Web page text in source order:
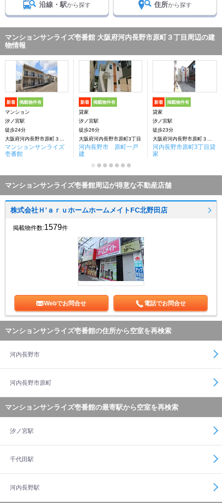
沿線・駅から探す 住所から探す
マンションサンライズ壱番館 大阪府河内長野市原町３丁目周辺の建
物情報
新着 掲載物件有
マンション
汐ノ宮駅
徒歩24分
マンションサンライズ
壱番館
新着 掲載物件有
貸家
汐ノ宮駅
徒歩26分
大阪府河内長野市原町3丁目
河内長野市 原町一戸
建
新着 掲載物件有
貸家
汐ノ宮駅
徒歩23分
河内長野市原町3丁目貸
家
マンションサンライズ壱番館周辺が得意な不動産店舗
株式会社Ｈ’ａｒｕホームホームメイトFC北野田店
掲載物件数:1579件
Webでお問合せ 電話でお問合せ
マンションサンライズ壱番館の住所から空室を再検索
河内長野市
河内長野市原町
マンションサンライズ壱番館の最寄駅から空室を再検索
汐ノ宮駅
千代田駅
河内長野駅